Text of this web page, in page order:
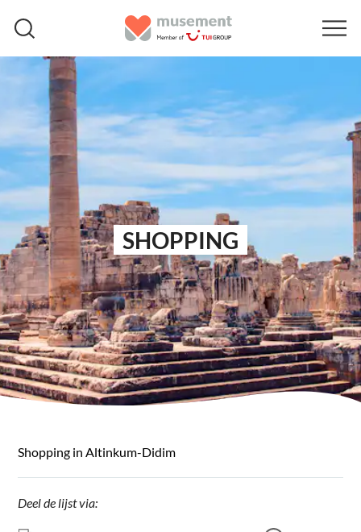
SHOPPING
Shopping in Altinkum-Didim
Deel de lijst via: